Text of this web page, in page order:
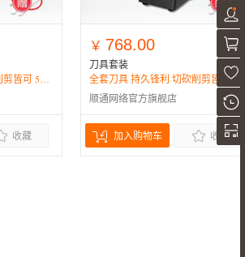
全套刀具 持久锋利 切砍削剪皆可 5千好评
收藏
￥ 768.00
刀具套装
顺通网络官方旗舰店
加入购物车 收藏